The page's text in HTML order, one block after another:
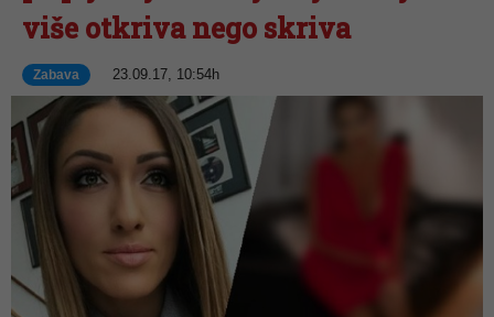
više otkriva nego skriva
Zabava 23.09.17, 10:54h